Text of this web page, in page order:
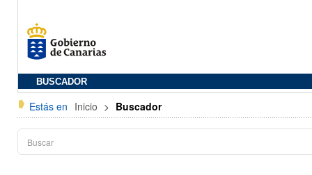
BUSCADOR
Estás en Inicio > Buscador